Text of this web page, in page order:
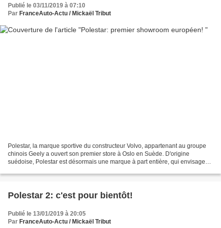
Publié le 03/11/2019 à 07:10
Par FranceAuto-Actu / Mickaël Tribut
Polestar, la marque sportive du constructeur Volvo, appartenant au groupe
chinois Geely a ouvert son premier store à Oslo en Suède. D'origine
suédoise, Polestar est désormais une marque à part entière, qui envisage
Polestar 2: c'est pour bientôt!
Publié le 13/01/2019 à 20:05
Par FranceAuto-Actu / Mickaël Tribut